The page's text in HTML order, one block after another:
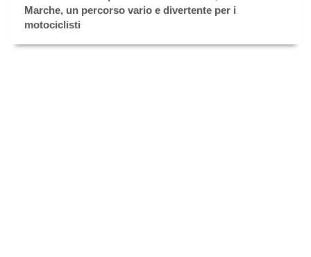
Marche, un percorso vario e divertente per i
motociclisti